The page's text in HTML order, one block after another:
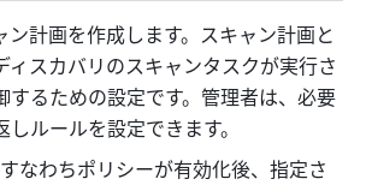
ン計画を作成します。スキャン計画と
ィスカバリのスキャンタスクが実行さ
するための設定です。管理者は、必要
ルールを設定できます。
なわちポリシーが有効化後、指定さ